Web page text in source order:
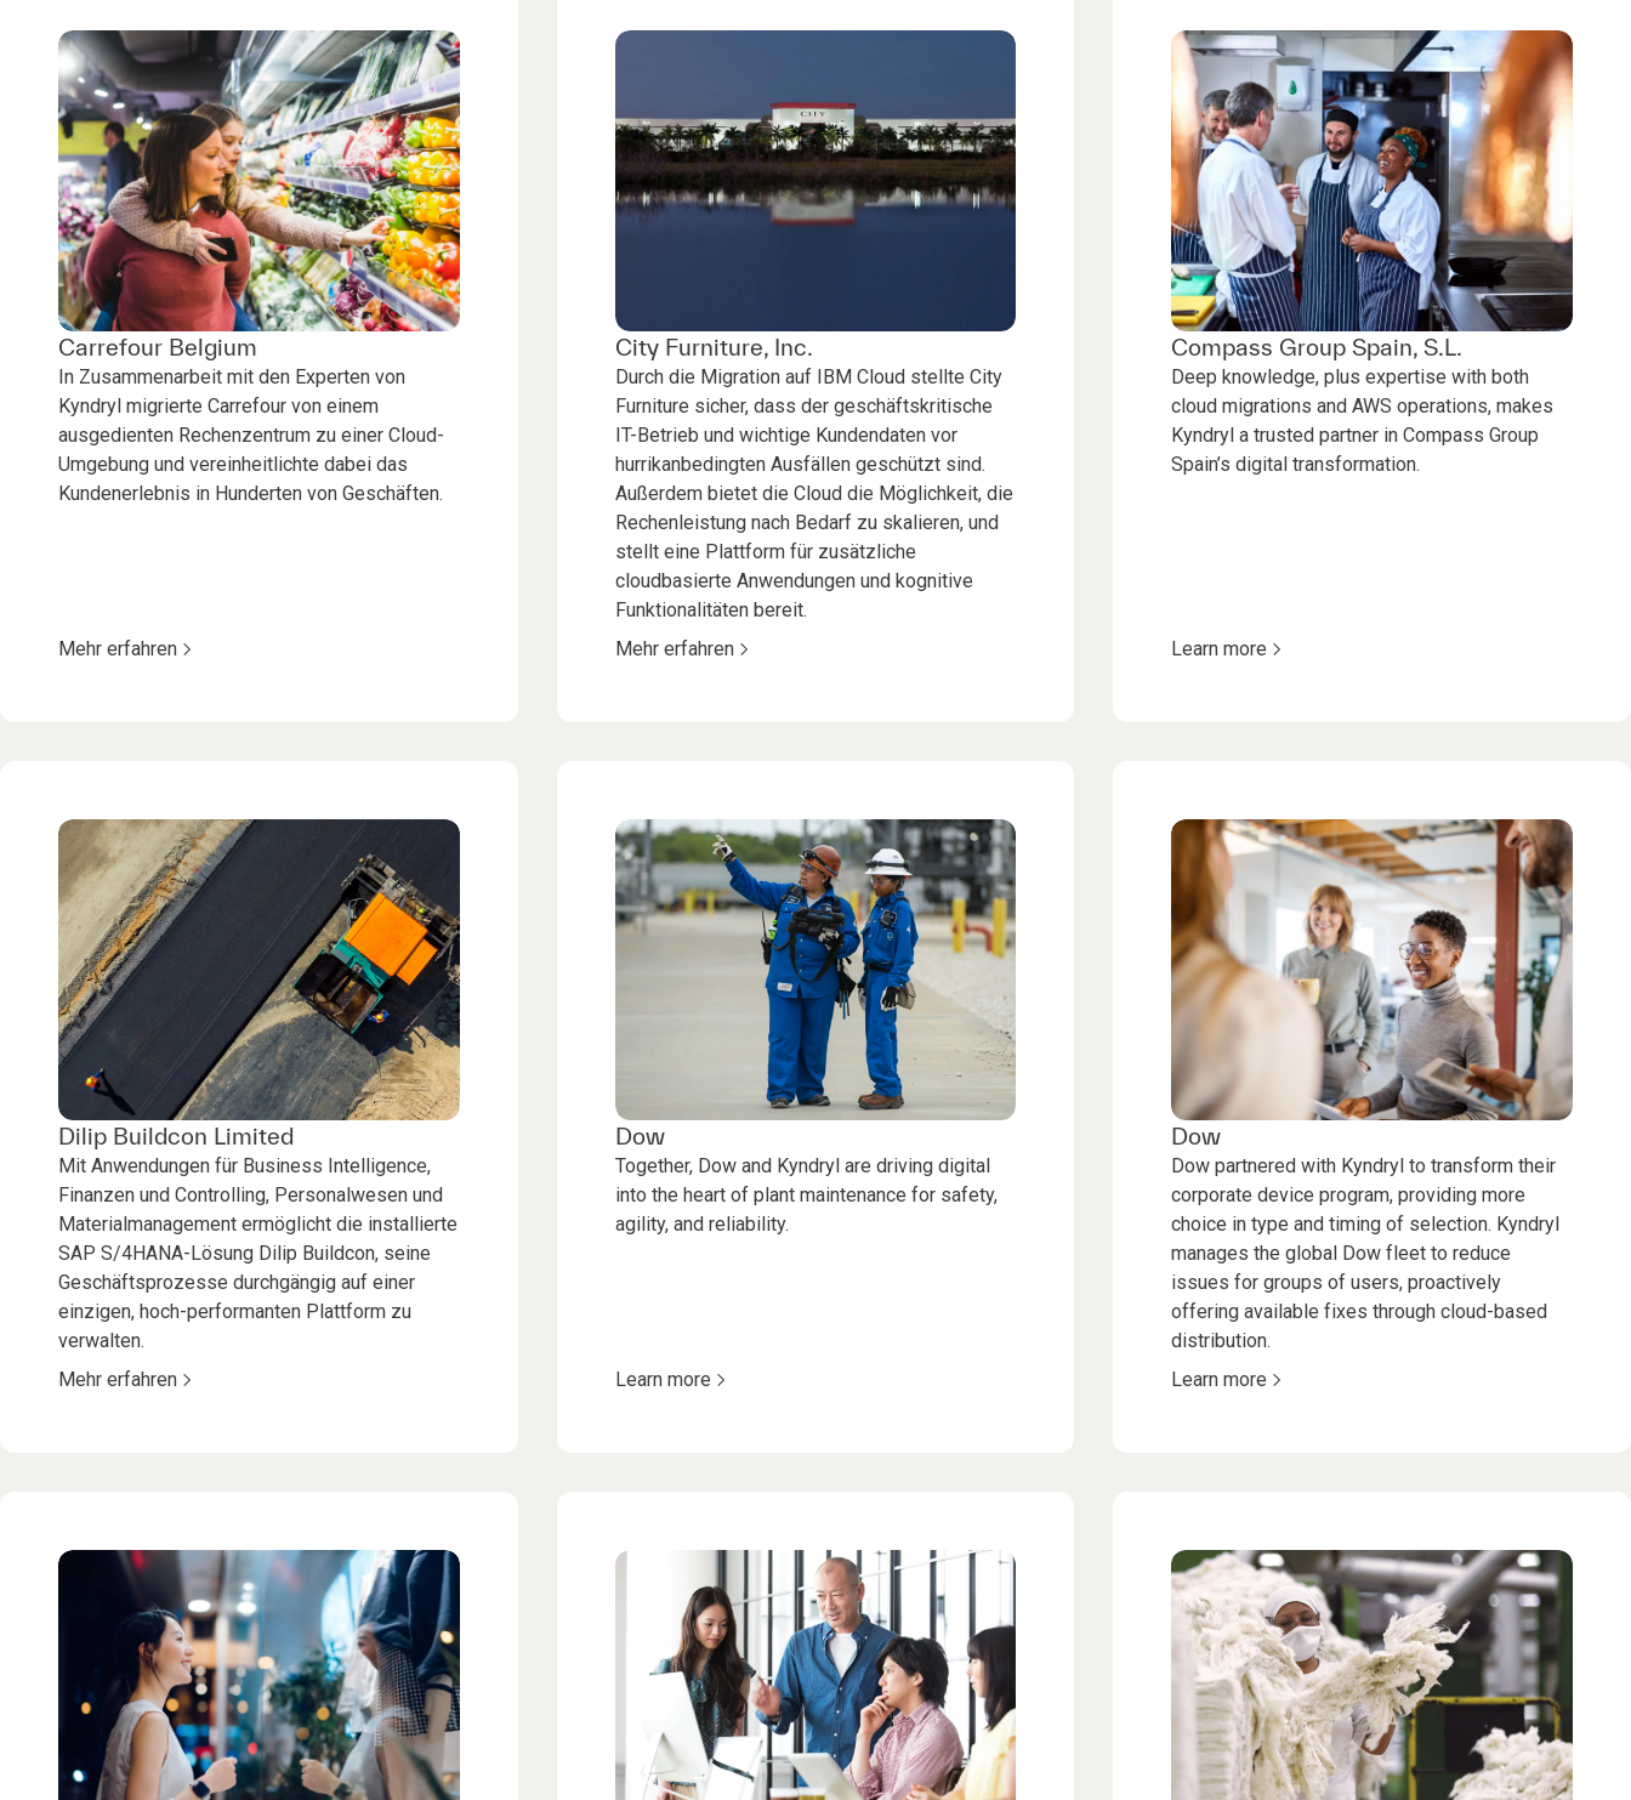
Carrefour Belgium
In Zusammenarbeit mit den Experten von
Kyndryl migrierte Carrefour von einem
ausgedienten Rechenzentrum zu einer Cloud-
Umgebung und vereinheitlichte dabei das
Kundenerlebnis in Hunderten von Geschäften.
Mehr erfahren
City Furniture, Inc.
Durch die Migration auf IBM Cloud stellte City
Furniture sicher, dass der geschäftskritische
IT-Betrieb und wichtige Kundendaten vor
hurrikanbedingten Ausfällen geschützt sind.
Außerdem bietet die Cloud die Möglichkeit, die
Rechenleistung nach Bedarf zu skalieren, und
stellt eine Plattform für zusätzliche
cloudbasierte Anwendungen und kognitive
Funktionalitäten bereit.
Mehr erfahren
Compass Group Spain, S.L.
Deep knowledge, plus expertise with both
cloud migrations and AWS operations, makes
Kyndryl a trusted partner in Compass Group
Spain’s digital transformation.
Learn more
Dilip Buildcon Limited
Mit Anwendungen für Business Intelligence,
Finanzen und Controlling, Personalwesen und
Materialmanagement ermöglicht die installierte
SAP S/4HANA-Lösung Dilip Buildcon, seine
Geschäftsprozesse durchgängig auf einer
einzigen, hoch-performanten Plattform zu
verwalten.
Mehr erfahren
Dow
Together, Dow and Kyndryl are driving digital
into the heart of plant maintenance for safety,
agility, and reliability.
Learn more
Dow
Dow partnered with Kyndryl to transform their
corporate device program, providing more
choice in type and timing of selection. Kyndryl
manages the global Dow fleet to reduce
issues for groups of users, proactively
offering available fixes through cloud-based
distribution.
Learn more